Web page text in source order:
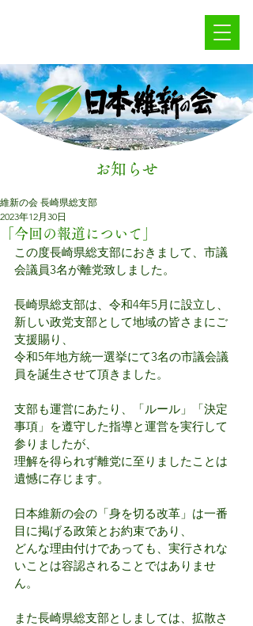
お知らせ
「今回の報道について」
維新の会 長崎県総支部
2023年12月30日
この度長崎県総支部におきまして、市議
会議員3名が離党致しました。
​長崎県総支部は、令和4年5月に設立し、
新しい政党支部として地域の皆さまにご
支援賜り、
令和5年地方統一選挙にて3名の市議会議
員を誕生させて頂きました。
支部も運営にあたり、「ルール」「決定
事項」を遵守した指導と運営を実行して
参りましたが、
理解を得られず離党に至りましたことは
遺憾に存じます。
日本維新の会の「身を切る改革」は一番
目に掲げる政策とお約束であり、
どんな理由付けであっても、実行されな
いことは容認されることではありませ
ん。
また長崎県総支部としましては、拡散さ